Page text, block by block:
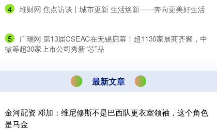
4 ​堆财网 焦点访谈丨城市更新 生活焕新——奔向更美好生活
5
​广瑞网 第13届CSEAC在无锡启幕！超1130家展商齐聚，中
微等超30家上市公司秀新“芯”品
最新文章
金河配资 邓加：维尼修斯不是巴西队更衣室领袖，这个角色
是马金